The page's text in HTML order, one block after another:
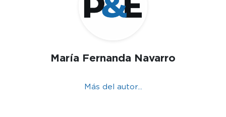
María Fernanda Navarro
Más del autor...